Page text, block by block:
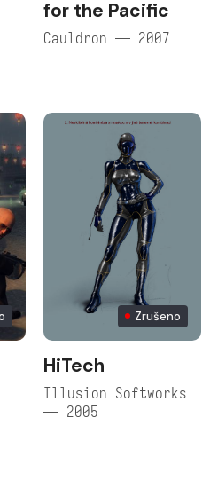
for the Pacific
Cauldron — 2007
Zrušeno
HiTech
Illusion Softworks
— 2005